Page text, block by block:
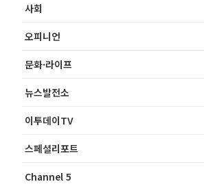
사회
오피니언
문화·라이프
뉴스발전소
이투데이TV
스페셜리포트
Channel 5